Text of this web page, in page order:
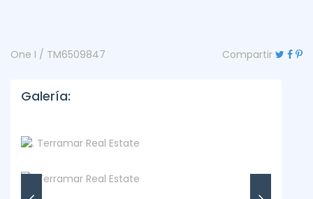
One I / TM6509847 Compartir
Galería: